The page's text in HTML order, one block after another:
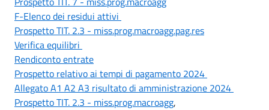
F-Elenco dei residui attivi
Prospetto TIT. 2.3 - miss.prog.macroagg.pag.res
Verifica equilibri
Rendiconto entrate
Prospetto relativo ai tempi di pagamento 2024
Allegato A1 A2 A3 risultato di amministrazione 2024
Prospetto TIT. 2.3 - miss.prog.macroagg,